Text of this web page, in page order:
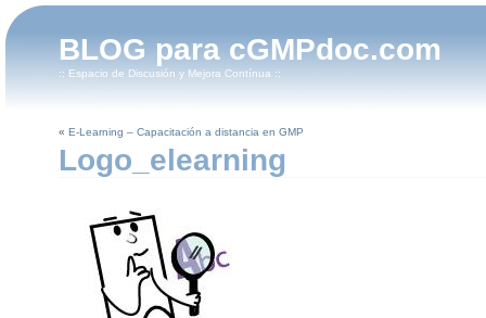
BLOG para cGMPdoc.com
:: Espacio de Discusión y Mejora Contínua ::
« E-Learning – Capacitación a distancia en GMP
Logo_elearning